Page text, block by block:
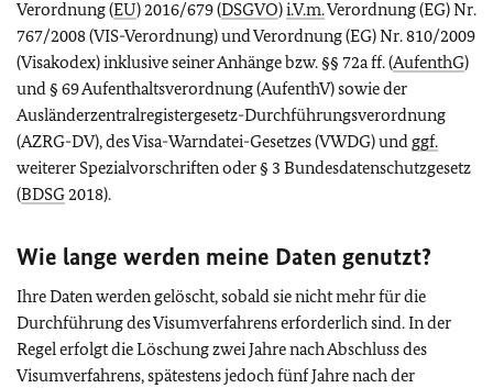
Verordnung (EU) 2016/679 (DSGVO)i.V.m.Verordnung (EG) Nr.
767/2008 (VIS-Verordnung) und Verordnung (EG) Nr. 810/2009
(Visakodex) inklusive seiner Anhänge bzw. §§ 72a ff. (AufenthG)
und § 69 Aufenthaltsverordnung (AufenthV) sowie der
Ausländerzentralregistergesetz-Durchführungsverordnung
(AZRG-DV), des Visa-Warndatei-Gesetzes (VWDG) und ggf.
weiterer Spezialvorschriften oder § 3 Bundesdatenschutzgesetz
(BDSG 2018).
Wie lange werden meine Daten genutzt?
Ihre Daten werden gelöscht, sobald sie nicht mehr für die
Durchführung des Visumverfahrens erforderlich sind. In der
Regel erfolgt die Löschung zwei Jahre nach Abschluss des
Visumverfahrens, spätestens jedoch fünf Jahre nach der